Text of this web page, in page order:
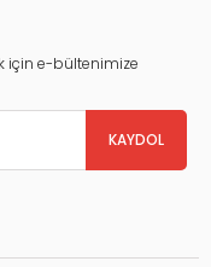
için e-bültenimize
KAYDOL